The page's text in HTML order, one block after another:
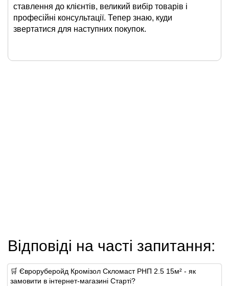
ставлення до клієнтів, великий вибір товарів і
професійні консультації. Тепер знаю, куди
звертатися для наступних покупок.
Відповіді на часті запитання:
🛒 Євроруберойд Кромізол Скломаст РНП 2.5 15м² - як
замовити в інтернет-магазині Старті?